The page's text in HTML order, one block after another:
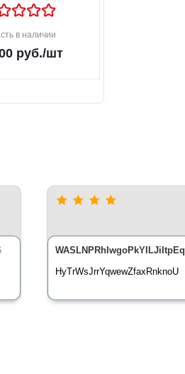
в наличии
руб./шт
WASLNPRhIwgoPkYILJiItpEq
HyTrWsJrrYqwewZfaxRnknoU